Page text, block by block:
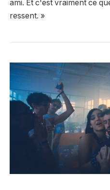
ami. Et c'est vraiment ce
ressent. »